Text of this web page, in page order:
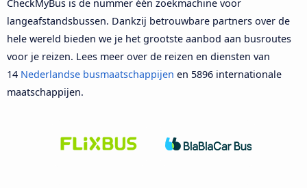
CheckMyBus is de nummer één zoekmachine voor
langeafstandsbussen. Dankzij betrouwbare partners over de
hele wereld bieden we je het grootste aanbod aan busroutes
voor je reizen. Lees meer over de reizen en diensten van
14 Nederlandse busmaatschappijen en 5896 internationale
maatschappijen.